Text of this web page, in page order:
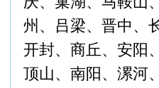
州、吕梁、晋中、
开封、商丘、安阳
顶山、南阳、漯河